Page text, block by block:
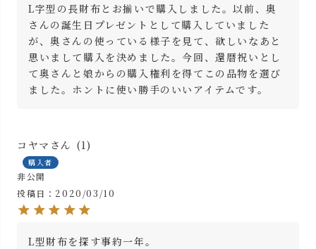
L字型の長財布とお揃いで購入しました。以前、奥
さんの誕生日プレゼントとして購入していました
が、奥さんの使っている様子を見て、欲しいなあと
思いまして購入を決めました。今回、還暦祝いとし
て奥さんと娘からの購入権利を得てこの品物を選び
ました。ホントに使い勝手のいいアイテムです。
コヤマ 1
購入者
非公開
投稿日
2020/03/10
L型財布を探す事約一年。